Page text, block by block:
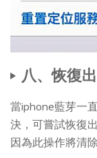
八、恢復
當iphone藍芽一
決，可嘗試恢復
因為此操作將清